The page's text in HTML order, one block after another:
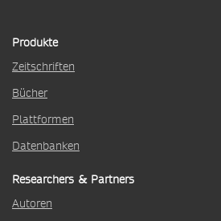
Produkte
Zeitschriften
Bücher
Plattformen
Datenbanken
Researchers & Partners
Autoren